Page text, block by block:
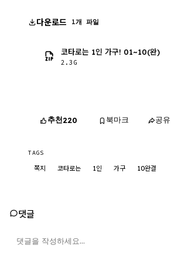
다운로드 1개 파일
코타로는 1인 가구! 01~10(완)
2.3G
추천220 북마크 공유
TAGS
쪽지 코타로는 1인 가구 10완결
댓글